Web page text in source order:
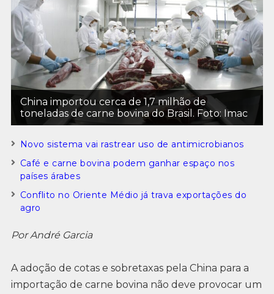
China importou cerca de 1,7 milhão de
toneladas de carne bovina do Brasil. Foto: Imac
Novo sistema vai rastrear uso de antimicrobianos
Café e carne bovina podem ganhar espaço nos
países árabes
Conflito no Oriente Médio já trava exportações do
agro
Por André Garcia
A adoção de cotas e sobretaxas pela China para a
importação de carne bovina não deve provocar um